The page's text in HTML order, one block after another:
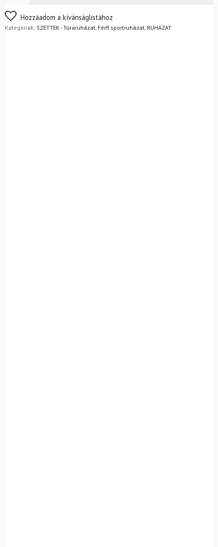
FoxPost
Nem biztos a választásában? Semmi gond – a terméket
egyszerűen visszaküldheti 14 napon belül, indoklás nélkül.
Hozzáadom a kívánságlistához
Kategóriák: SZETTEK - Túraruházat, Férfi sportruházat, RUHÁZAT